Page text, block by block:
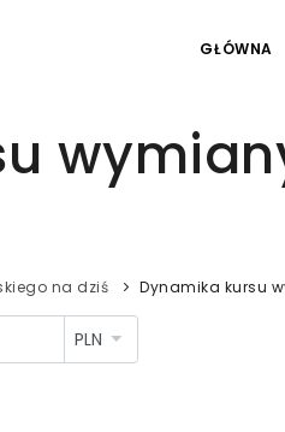
GŁÓWNA
na dziś Dynamika kursu